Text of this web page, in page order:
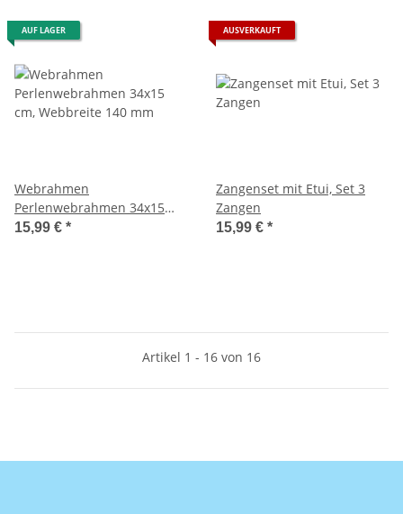
AUF LAGER
Webrahmen
Perlenwebrahmen 34x15
cm, Webbreite 140 mm
15,99 € *
AUSVERKAUFT
Zangenset mit Etui, Set 3
Zangen
15,99 € *
Artikel 1 - 16 von 16